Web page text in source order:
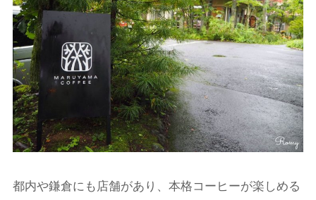
都内や鎌倉にも店舗があり、本格コーヒーが楽しめる